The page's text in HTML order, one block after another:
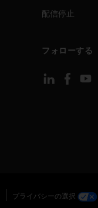
配信停止
フォローする
プライバシーの選択